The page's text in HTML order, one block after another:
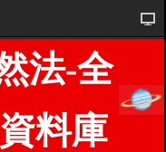
法-全
料庫